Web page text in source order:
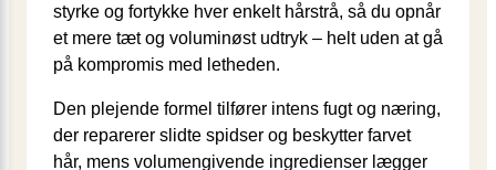
styrke og fortykke hver enkelt hårstrå, så du opnår
et mere tæt og voluminøst udtryk – helt uden at gå
på kompromis med letheden.
Den plejende formel tilfører intens fugt og næring,
der reparerer slidte spidser og beskytter farvet
hår, mens volumengivende ingredienser lægger